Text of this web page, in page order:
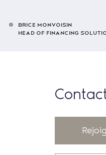
BRICE MONVOISIN
HEAD OF FINANCING